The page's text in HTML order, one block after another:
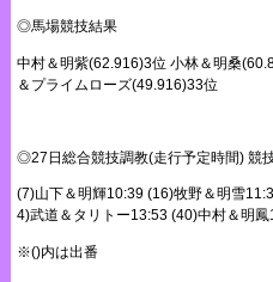
◎馬場競技結果
中村＆明紫(62.916)3位 小林＆明桑
＆プライムローズ(49.916)33位
◎27日総合競技調教(走行予定時間) 競
(7)山下＆明輝10:39 (16)牧野＆明雪
4)武道＆タリトー13:53 (40)中村＆明鳳
※()内は出番